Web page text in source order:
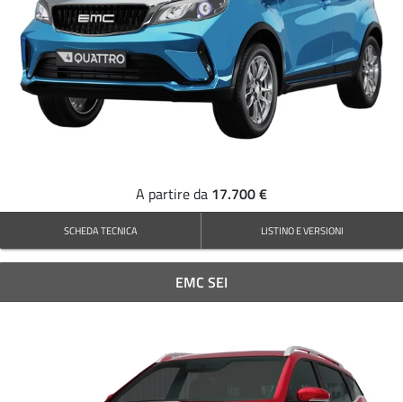
A partire da 17.700 €
SCHEDA TECNICA LISTINO E VERSIONI
EMC SEI